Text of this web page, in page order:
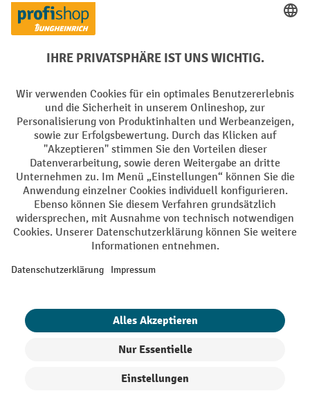
PayPal
Soziale Netzwerke
Impressum Datenschutz
Barrierefreiheit Privacy Settings
Alle Preise exkl. gesetzl. Mehrwertsteuer zzgl.Versandkostenund ggf.
Nachnahmegebühren, wenn nicht anders angegeben.
¹ Der Rabatt gilt so lange der Vorrat reicht. Der Rabatt gilt nicht auf
oder Gutscheinen ist nicht möglich. | ² Der Rabatt wird einmalig bei
eingelöst werden. Die Höhe des Rabatts variiert je nach
Produktkategorie und beträgt bis zu 10 % (10 % auf Lager, Umwelt,
Heben | 7% auf Büro). Ausgenommen sind Elektro-Hubwagen,
Ausschluss von Werkzeug. Gilt nicht auf Sonderpreise. Kombination